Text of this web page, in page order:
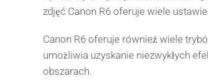
zdjęć Canon R6 oferuje wiele
Canon R6 oferuje również wiele
umożliwia uzyskanie niezwykłych
obszarach.